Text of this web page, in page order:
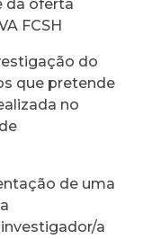
da oferta
FCSH
do
que pretende
no
de uma
a